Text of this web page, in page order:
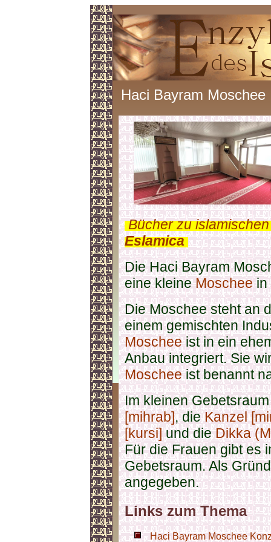
Haci Bayram Moschee
.Bücher zu
Eslamica.
Die Haci Bayram
eine kleineMoscheein
Die Moschee steht an
einem gemischten
Moscheeist in ein
Anbau integriert. Sie
Moscheeist benannt
Im kleinen
[mihrab], dieKanzel
[kursi]und dieDikka
Für die Frauen gibt es
Gebetsraum. Als
angegeben.
Links zum Thema
Haci Bayram Moschee